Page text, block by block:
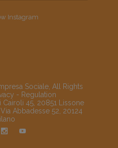
Instagram
Sociale, All Rights
- Regulation
Cairoli 45, 20851 Lissone
Abbadesse 52, 20124